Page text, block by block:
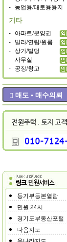
- 농업용/대토용용지
기타
- 아파트/분양권
- 빌라/연립/원룸
- 상가/빌딩
- 사무실
- 공장/창고
매도 • 매수의뢰
등기부등본열람
민원 24시
경기도부동산포털
다음지도